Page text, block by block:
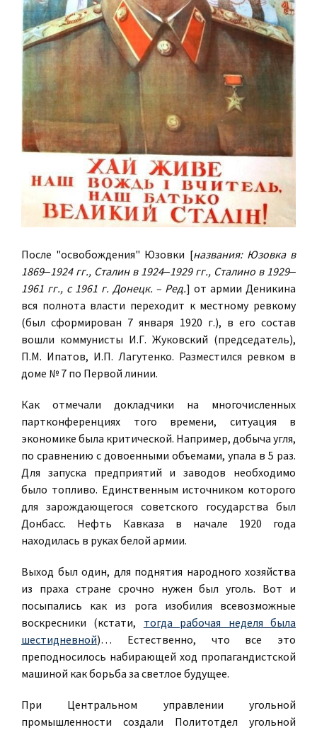
После "освобождения" Юзовки [названия: Юзовка в
1869‒1924 гг., Сталин в 1924‒1929 гг., Сталино в 1929‒
1961 гг., с 1961 г. Донецк. – Ред.] от армии Деникина
вся полнота власти переходит к местному ревкому
(был сформирован 7 января 1920 г.), в его состав
вошли коммунисты И.Г. Жуковский (председатель),
П.М. Ипатов, И.П. Лагутенко. Разместился ревком в
доме № 7 по Первой линии.
Как отмечали докладчики на многочисленных
партконференциях того времени, ситуация в
экономике была критической. Например, добыча угля,
по сравнению с довоенными объемами, упала в 5 раз.
Для запуска предприятий и заводов необходимо
было топливо. Единственным источником которого
для зарождающегося советского государства был
Донбасс. Нефть Кавказа в начале 1920 года
находилась в руках белой армии.
Выход был один, для поднятия народного хозяйства
из праха стране срочно нужен был уголь. Вот и
посыпались как из рога изобилия всевозможные
воскресники (кстати, тогда рабочая неделя была
шестидневной)… Естественно, что все это
преподносилось набирающей ход пропагандистской
машиной как борьба за светлое будущее.
При Центральном управлении угольной
промышленности создали Политотдел угольной